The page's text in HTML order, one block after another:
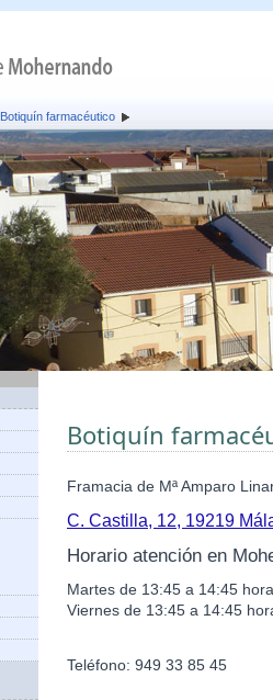
Botiquín farmacéutico
Botiquín
Framacia de Mª Amparo
C. Castilla, 12, 19219
Horario atención en
Martes de 13:45 a 14:45
Viernes de 13:45 a 14:45
Teléfono: 949 33 85 45